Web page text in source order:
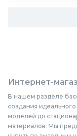
Интернет-
В нашем разделе
создания
моделей до
материалов. Мы